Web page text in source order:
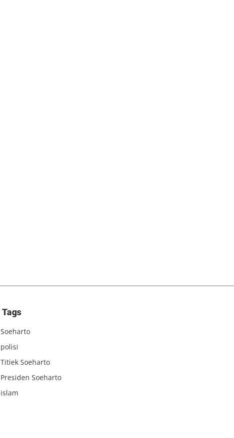
Tags
Soeharto
polisi
Titiek Soeharto
Presiden Soeharto
islam